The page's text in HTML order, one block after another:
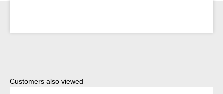
Skip product gallery
Customers also viewed